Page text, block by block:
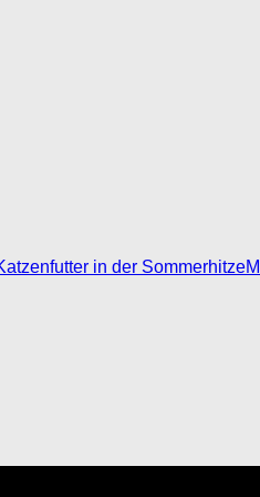
in der Sommerhitze